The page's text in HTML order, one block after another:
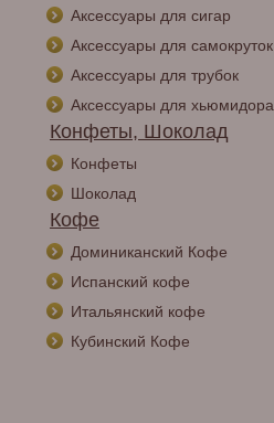
Аксессуары для сигар
Аксессуары для самокруток
Аксессуары для трубок
Аксессуары для хьюмидора
Конфеты, Шоколад
Конфеты
Шоколад
Кофе
Доминиканский Кофе
Испанский кофе
Итальянский кофе
Кубинский Кофе